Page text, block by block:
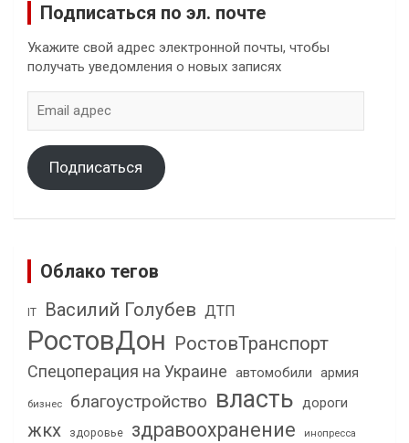
Подписаться по эл. почте
Укажите свой адрес электронной почты, чтобы
получать уведомления о новых записях
адрес
Подписаться
Облако тегов
IT Василий Голубев ДТП
РостовДон РостовТранспорт
Спецоперация на Украине автомобили армия
бизнес благоустройство власть дороги
жкх здоровье здравоохранение инопресса